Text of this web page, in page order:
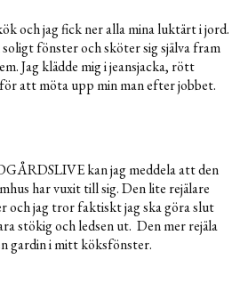
och jag fick ner alla mina luktärt i jord.
fönster och sköter sig själva fram
Jag klädde mig i jeansjacka, rött
att möta upp min man efter jobbet.
kan jag meddela att den
har vuxit till sig. Den lite rejälare
och jag tror faktiskt jag ska göra slut
stökig och ledsen ut. Den mer rejäla
gardin i mitt köksfönster.